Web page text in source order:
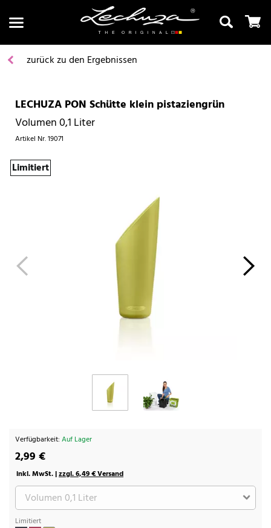
Suchen
zurück zu den Ergebnissen
LECHUZA PON Schütte klein pistaziengrün
Volumen 0,1 Liter
Artikel Nr.19071
Limitiert
Verfügbarkeit: Auf Lager
2,99 €
inkl. MwSt. |zzgl. 6,49 € Versand
Limitiert